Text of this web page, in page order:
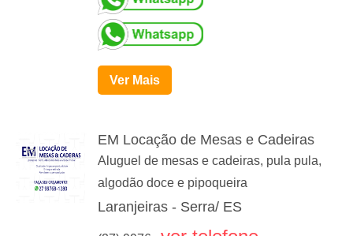
Ver Mais
EM Locação de Mesas e Cadeiras
Aluguel de mesas e cadeiras, pula pula,
algodão doce e pipoqueira
Laranjeiras - Serra/ ES